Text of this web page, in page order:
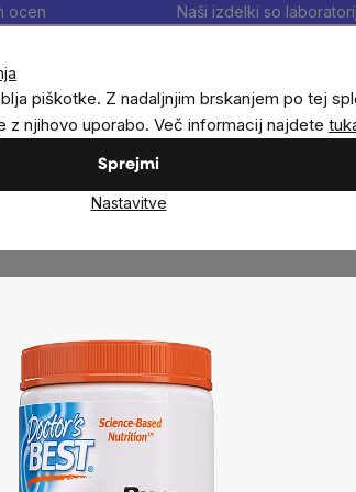
piškotke. Z nadaljnjim brskanjem po tej
z njihovo uporabo. Več informacij najdete
Sprejmi
Nastavitve
ocen Naši izdelki so
Išči
Prehranska dopolnila in prehrana
in prehrana Kolageni Doctor's